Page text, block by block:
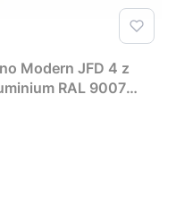
Modern JFD 4 z
RAL 9007